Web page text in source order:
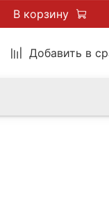
Добавить в
В корзину